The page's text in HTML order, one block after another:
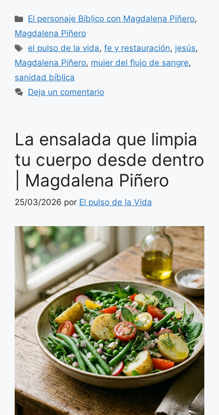
Categorías
El personaje Bíblico con Magdalena Piñero,
Magdalena Piñero
Etiquetas
el pulso de la vida,fe y restauración, jesús,
Magdalena Piñero, mujer del flujo de sangre,
sanidad bíblica
Deja un comentario
La ensalada que limpia
tu cuerpo desde dentro
| Magdalena Piñero
25/03/2026 por El pulso de la Vida